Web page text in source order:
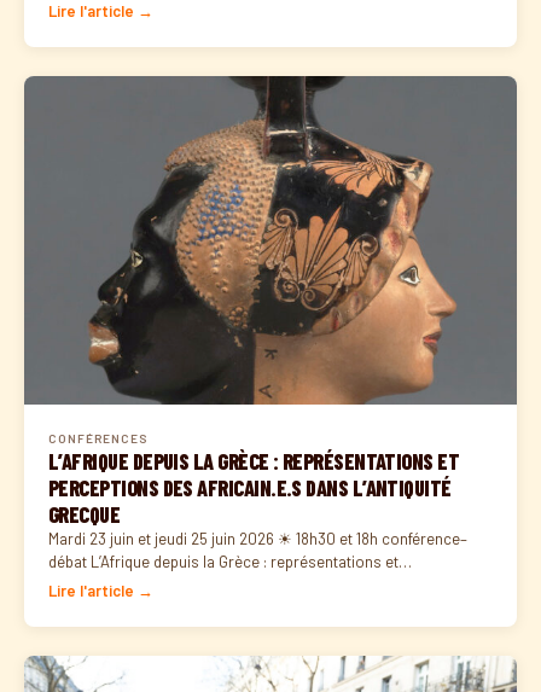
Lire l'article →
CONFÉRENCES
L’AFRIQUE DEPUIS LA GRÈCE : REPRÉSENTATIONS ET
PERCEPTIONS DES AFRICAIN.E.S DANS L’ANTIQUITÉ
GRECQUE
Mardi 23 juin et jeudi 25 juin 2026 ☀ 18h30 et 18h conférence–
débat L’Afrique depuis la Grèce : représentations et…
Lire l'article →